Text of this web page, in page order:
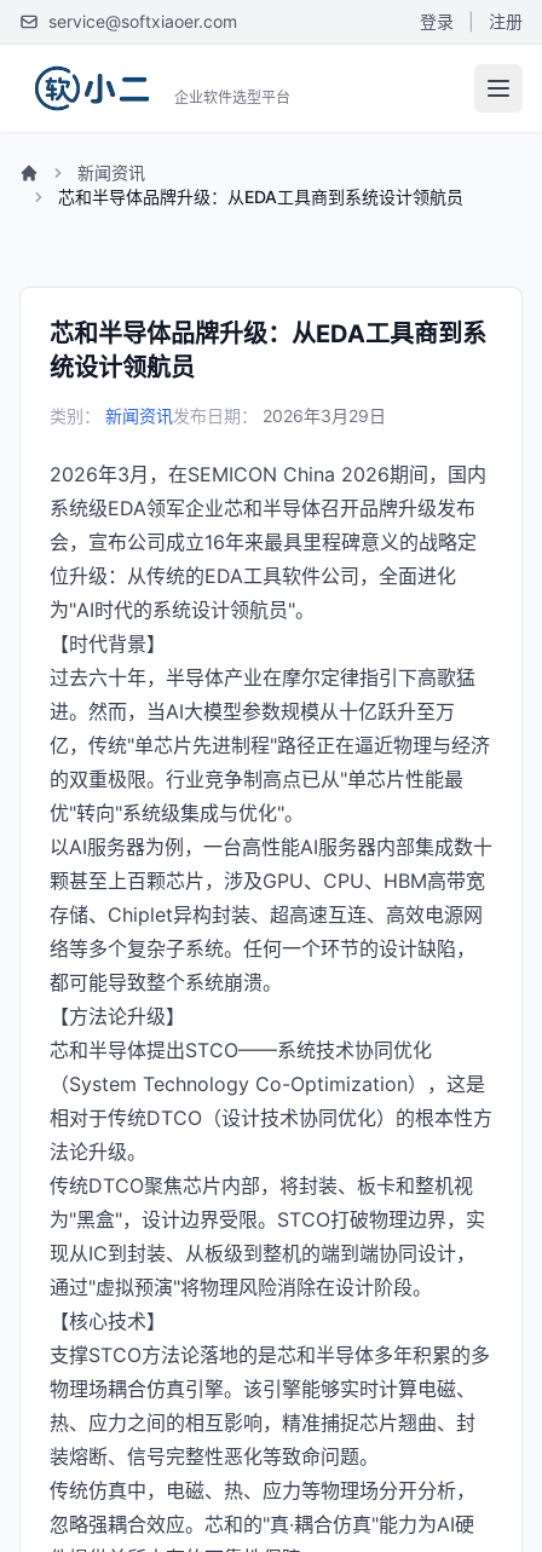
service@softxiaoer.com 登录 注册
企业软件选型平台
新闻资讯
芯和半导体品牌升级：从EDA工具商到系统设计领航员
芯和半导体品牌升级：从EDA工具商到系
统设计领航员
类别： 新闻资讯发布日期： 2026年3月29日
2026年3月，在SEMICON China 2026期间，国内
系统级EDA领军企业芯和半导体召开品牌升级发布
会，宣布公司成立16年来最具里程碑意义的战略定
位升级：从传统的EDA工具软件公司，全面进化
为"AI时代的系统设计领航员"。
【时代背景】
过去六十年，半导体产业在摩尔定律指引下高歌猛
进。然而，当AI大模型参数规模从十亿跃升至万
亿，传统"单芯片先进制程"路径正在逼近物理与经济
的双重极限。行业竞争制高点已从"单芯片性能最
优"转向"系统级集成与优化"。
以AI服务器为例，一台高性能AI服务器内部集成数十
颗甚至上百颗芯片，涉及GPU、CPU、HBM高带宽
存储、Chiplet异构封装、超高速互连、高效电源网
络等多个复杂子系统。任何一个环节的设计缺陷，
都可能导致整个系统崩溃。
【方法论升级】
芯和半导体提出STCO——系统技术协同优化
（System Technology Co-Optimization），这是
相对于传统DTCO（设计技术协同优化）的根本性方
法论升级。
传统DTCO聚焦芯片内部，将封装、板卡和整机视
为"黑盒"，设计边界受限。STCO打破物理边界，实
现从IC到封装、从板级到整机的端到端协同设计，
通过"虚拟预演"将物理风险消除在设计阶段。
【核心技术】
支撑STCO方法论落地的是芯和半导体多年积累的多
物理场耦合仿真引擎。该引擎能够实时计算电磁、
热、应力之间的相互影响，精准捕捉芯片翘曲、封
装熔断、信号完整性恶化等致命问题。
传统仿真中，电磁、热、应力等物理场分开分析，
忽略强耦合效应。芯和的"真·耦合仿真"能力为AI硬